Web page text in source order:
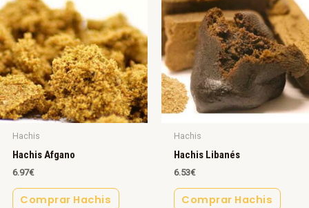
Hachis
Hachis Afgano
6.97€
Comprar Hachis
Hachis
Hachis Libanés
6.53€
Comprar Hachis